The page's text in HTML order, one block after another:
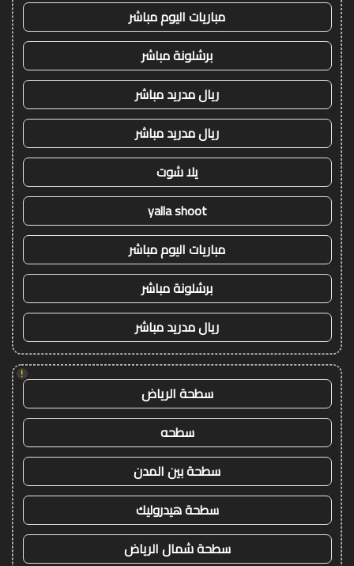
مباريات اليوم مباشر
برشلونة مباشر
ريال مدريد مباشر
ريال مدريد مباشر
يلا شوت
yalla shoot
مباريات اليوم مباشر
برشلونة مباشر
ريال مدريد مباشر
!
سطحة الرياض
سطحه
سطحة بين المدن
سطحة هيدروليك
سطحة شمال الرياض